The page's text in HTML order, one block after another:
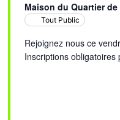
Maison du Quartier
Tout Public
Rejoignez nous ce
Inscriptions obligatoires